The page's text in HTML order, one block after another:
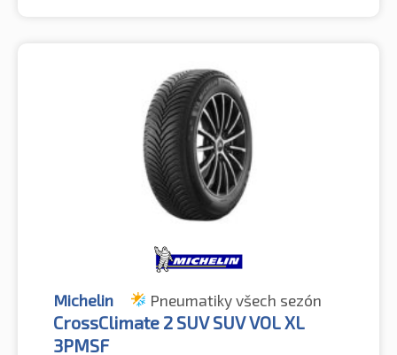
Michelin Pneumatiky všech sezón
CrossClimate 2 SUV SUV VOL XL
3PMSF